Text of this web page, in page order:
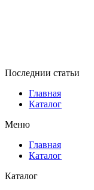
Последнии статьи
Главная
Каталог
Меню
Главная
Каталог
Каталог